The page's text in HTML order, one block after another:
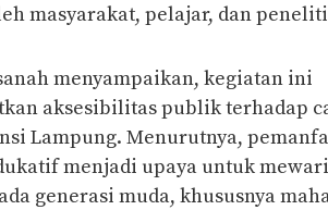
masyarakat, pelajar, dan
menyampaikan, kegiatan ini
aksesibilitas publik terhadap
Lampung. Menurutnya,
menjadi upaya untuk
generasi muda, khususnya